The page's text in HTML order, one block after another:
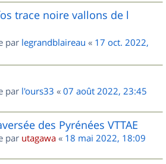
trace noire vallons de l
par legrandblaireau « 17 oct. 2022,
par l'ours33 « 07 août 2022, 23:45
des Pyrénées VTTAE
par utagawa « 18 mai 2022, 18:09